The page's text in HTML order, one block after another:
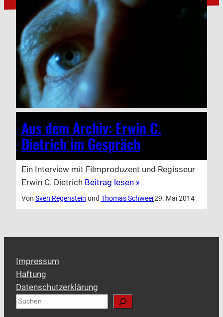
Aus dem Archiv: Erwin C.
Dietrich im Gespräch
Ein Interview mit Filmproduzent und Regisseur
Erwin C. Dietrich Beitrag lesen »
Von Sven Regenstein und Thomas Schweer29. Mai 2014
Impressum
Haftung
Datenschutzerklärung
S